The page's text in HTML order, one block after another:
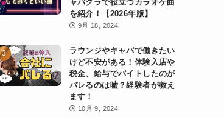
ャバクラで役立つカラオケ曲
を紹介！【2026年版】
9月 18, 2024
ラウンジやキャバで働きたい
けど不安がある！体験入店や
税金、給与でバイトしたのが
バレるのは嘘？経験者が教え
ます！
10月 9, 2024